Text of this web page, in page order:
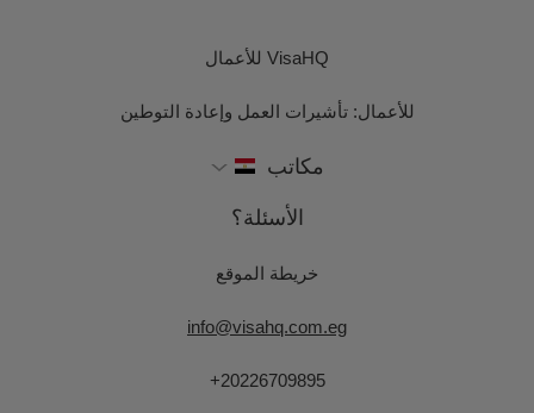
VisaHQ للأعمال
للأعمال: تأشيرات العمل وإعادة التوطين
مكاتب
الأسئلة؟
خريطة الموقع
info@visahq.com.eg
+20226709895